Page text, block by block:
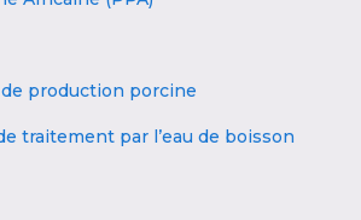
production porcine
traitement par l’eau de boisson